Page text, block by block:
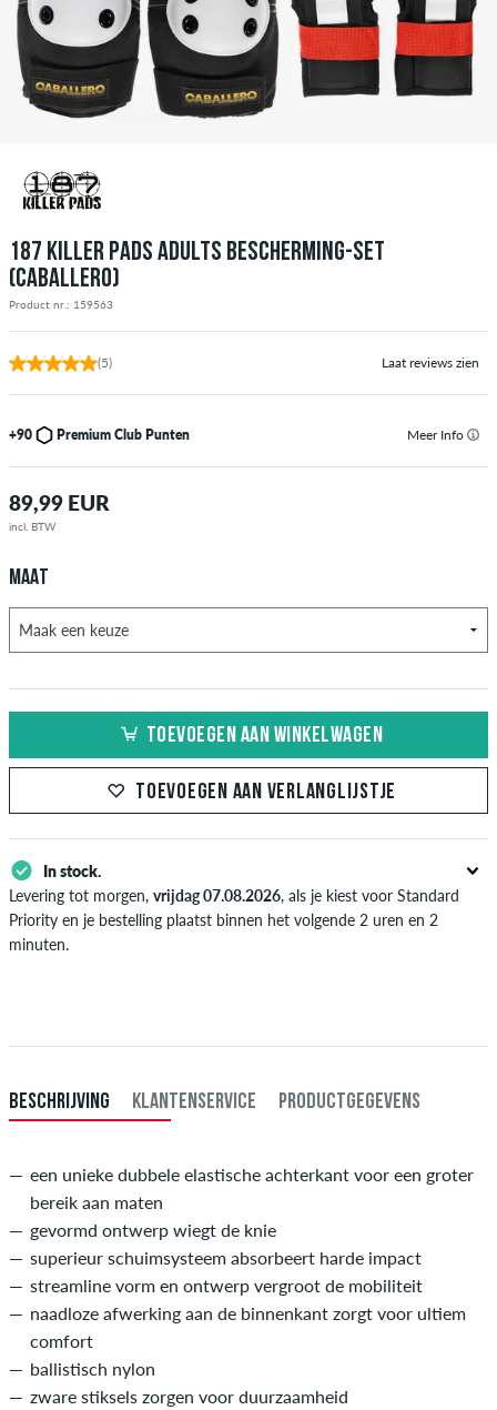
187 KILLER PADS ADULTS BESCHERMING-SET
(CABALLERO)
Product nr.: 159563
(5) Laat reviews zien
+90 Premium Club Punten Meer Info
89,99 EUR
incl. BTW
MAAT
TOEVOEGEN AAN WINKELWAGEN
TOEVOEGEN AAN VERLANGLIJSTJE
In stock.
Levering tot morgen, vrijdag 07.08.2026, als je kiest voor Standard
Priority en je bestelling plaatst binnen het volgende 2 uren en 2
minuten.
BESCHRIJVING KLANTENSERVICE PRODUCTGEGEVENS
een unieke dubbele elastische achterkant voor een groter
bereik aan maten
gevormd ontwerp wiegt de knie
superieur schuimsysteem absorbeert harde impact
streamline vorm en ontwerp vergroot de mobiliteit
naadloze afwerking aan de binnenkant zorgt voor ultiem
comfort
ballistisch nylon
zware stiksels zorgen voor duurzaamheid